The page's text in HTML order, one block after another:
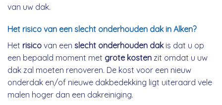
van uw dak.
Het risico van een slecht onderhouden dak in Alken?
Het risico van een slecht onderhouden dakis dat u op
een bepaald moment met grote kosten zit omdat u uw
dak zal moeten renoveren. De kost voor een nieuw
onderdak en/of nieuwe dakbedekking ligt uiteraard vele
malen hoger dan een dakreiniging.